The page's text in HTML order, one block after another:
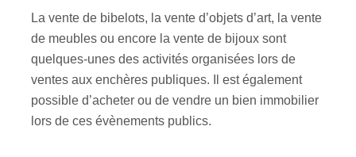
La vente de bibelots, la vente d’objets d’art, la vente
de meubles ou encore la vente de bijoux sont
quelques-unes des activités organisées lors de
ventes aux enchères publiques. Il est également
possible d’acheter ou de vendre un bien immobilier
lors de ces évènements publics.